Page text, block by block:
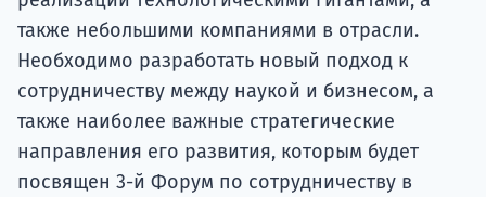
также небольшими компаниями в отрасли.
Необходимо разработать новый подход к
сотрудничеству между наукой и бизнесом, а
также наиболее важные стратегические
направления его развития, которым будет
посвящен 3-й Форум по сотрудничеству в